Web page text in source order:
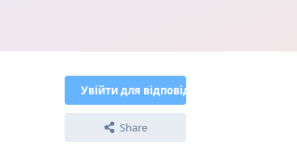
Увійти для відповіді
Share